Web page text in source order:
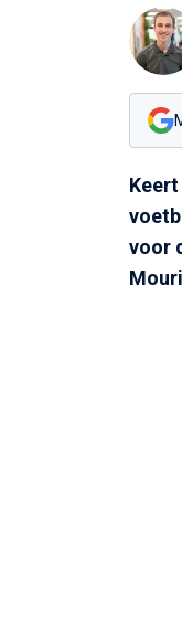
voor